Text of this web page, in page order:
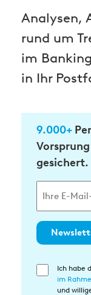
Analysen,
rund um
im
in Ihr
9.000+
gesichert.
Ich habe
im
und